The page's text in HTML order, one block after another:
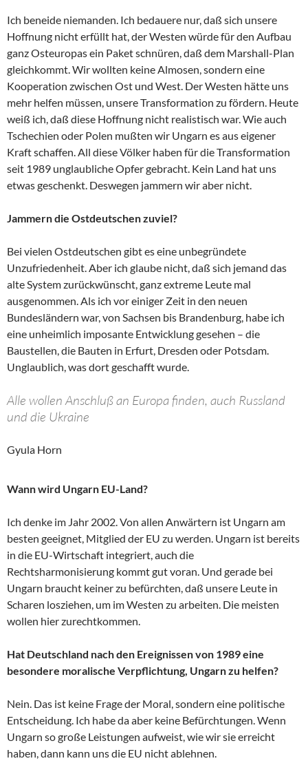
Ich beneide niemanden. Ich bedauere nur, daß sich unsere
Hoffnung nicht erfüllt hat, der Westen würde für den Aufbau
ganz Osteuropas ein Paket schnüren, daß dem Marshall-Plan
gleichkommt. Wir wollten keine Almosen, sondern eine
Kooperation zwischen Ost und West. Der Westen hätte uns
mehr helfen müssen, unsere Transformation zu fördern. Heute
weiß ich, daß diese Hoffnung nicht realistisch war. Wie auch
Tschechien oder Polen mußten wir Ungarn es aus eigener
Kraft schaffen. All diese Völker haben für die Transformation
seit 1989 unglaubliche Opfer gebracht. Kein Land hat uns
etwas geschenkt. Deswegen jammern wir aber nicht.
Jammern die Ostdeutschen zuviel?
Bei vielen Ostdeutschen gibt es eine unbegründete
Unzufriedenheit. Aber ich glaube nicht, daß sich jemand das
alte System zurückwünscht, ganz extreme Leute mal
ausgenommen. Als ich vor einiger Zeit in den neuen
Bundesländern war, von Sachsen bis Brandenburg, habe ich
eine unheimlich imposante Entwicklung gesehen – die
Baustellen, die Bauten in Erfurt, Dresden oder Potsdam.
Unglaublich, was dort geschafft wurde.
Alle wollen Anschluß an Europa finden, auch Russland
und die Ukraine
Gyula Horn
Wann wird Ungarn EU-Land?
Ich denke im Jahr 2002. Von allen Anwärtern ist Ungarn am
besten geeignet, Mitglied der EU zu werden. Ungarn ist bereits
in die EU-Wirtschaft integriert, auch die
Rechtsharmonisierung kommt gut voran. Und gerade bei
Ungarn braucht keiner zu befürchten, daß unsere Leute in
Scharen losziehen, um im Westen zu arbeiten. Die meisten
wollen hier zurechtkommen.
Hat Deutschland nach den Ereignissen von 1989 eine
besondere moralische Verpflichtung, Ungarn zu helfen?
Nein. Das ist keine Frage der Moral, sondern eine politische
Entscheidung. Ich habe da aber keine Befürchtungen. Wenn
Ungarn so große Leistungen aufweist, wie wir sie erreicht
haben, dann kann uns die EU nicht ablehnen.